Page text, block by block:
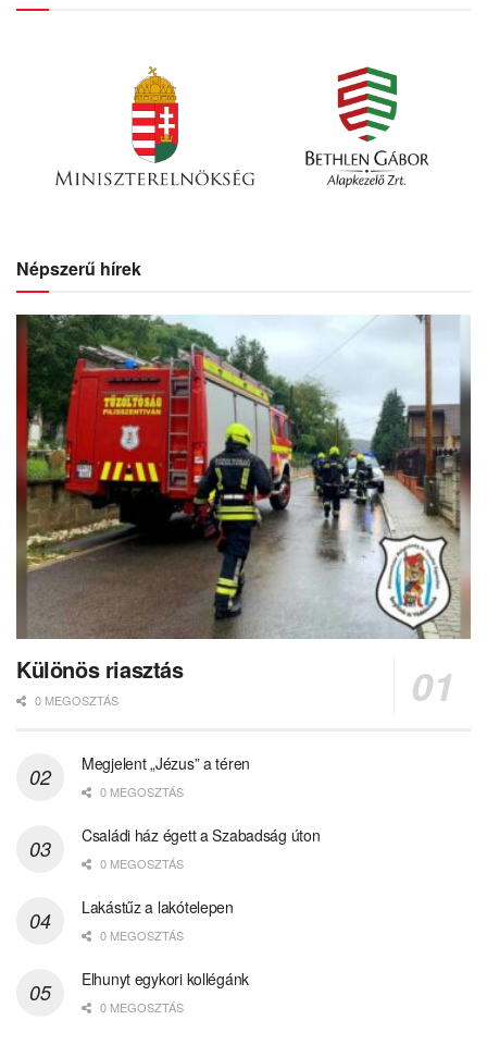
Népszerű hírek
Különös riasztás
0 MEGOSZTÁS
Megjelent „Jézus” a téren
0 MEGOSZTÁS
Családi ház égett a Szabadság úton
0 MEGOSZTÁS
Lakástűz a lakótelepen
0 MEGOSZTÁS
Elhunyt egykori kollégánk
0 MEGOSZTÁS